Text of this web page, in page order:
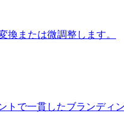
換または微調整します。
トで一貫したブランディン